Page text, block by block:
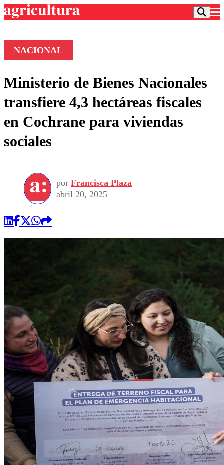
Frecuencias
Agricultura TV
Deportes
Colo Colo
Torneo Internacional
Torneo Nacional
Entretención
Internacional
Nacional
Programas
Comercial
NACIONAL
Ministerio de Bienes Nacionales
transfiere 4,3 hectáreas fiscales
en Cochrane para viviendas
sociales
por Francisca Plaza
abril 20, 2025